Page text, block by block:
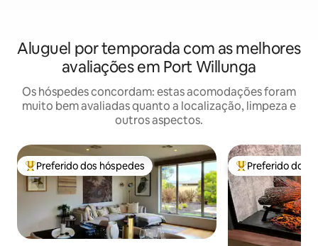
Aluguel por temporada com as melhores
avaliações em Port Willunga
Os hóspedes concordam: estas acomodações foram
muito bem avaliadas quanto a localização, limpeza e
outros aspectos.
Entre os melhores preferidos dos hóspedes
Preferido dos hóspedes Entre os
Preferido dos